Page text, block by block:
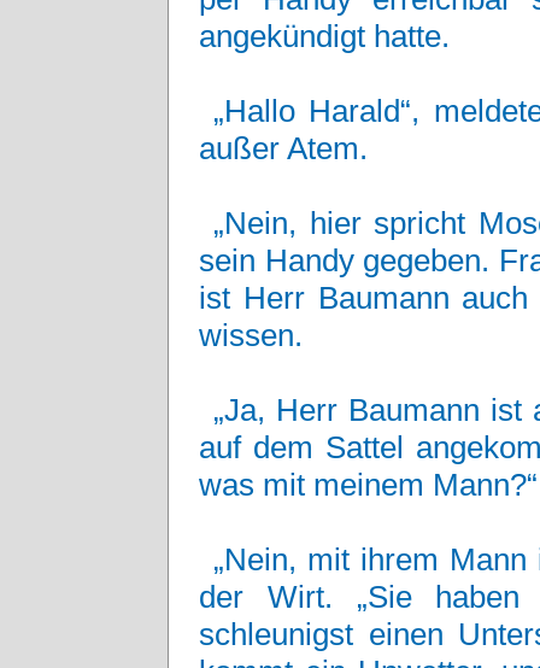
angekündigt hatte.
„Hallo Harald“,
außer Atem.
„Nein, hier spricht
sein Handy gegeben.
ist Herr Baumann
wissen.
„Ja, Herr Baumann
auf dem Sattel
was mit meinem Mann?“
„Nein, mit ihrem
der Wirt. „Sie
schleunigst einen